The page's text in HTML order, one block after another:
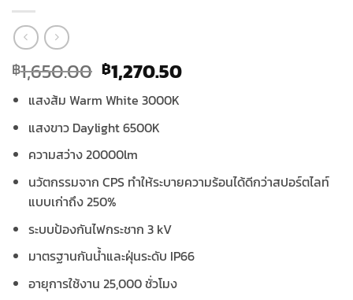
฿1,650.00 Original
price
was:
฿1,650.00.
฿1,270.50Current
แสงส้ม Warm White 3000K
แสงขาว Daylight 6500K
ความสว่าง 20000lm
นวัตกรรมจาก CPS ทำให้ระบายความร้อนได้ดีกว่าสปอร์ตไลท์
แบบเก่าถึง 250%
ระบบป้องกันไฟกระชาก 3 kV
มาตรฐานกันน้ำและฝุ่นระดับ IP66
อายุการใช้งาน 25,000 ชั่วโมง